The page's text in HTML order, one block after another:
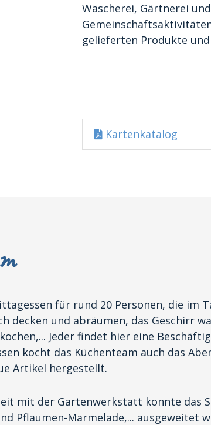
Wäscherei, Gärtnerei
gelieferten Produkte
Kartenkatalog
für rund 20 Personen, die im
decken und abräumen, das Geschirr
Jeder findet hier eine
kocht das Küchenteam auch das
Artikel hergestellt.
mit der Gartenwerkstatt konnte das
Pflaumen-Marmelade,...